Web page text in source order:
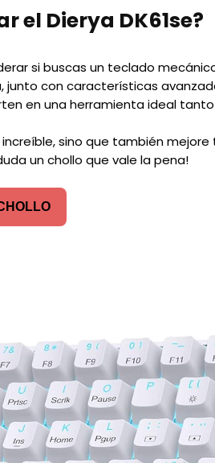
el Dierya DK61se?
si buscas un teclado
junto con características
en una herramienta ideal
sino que también mejore
un chollo que vale la pena!